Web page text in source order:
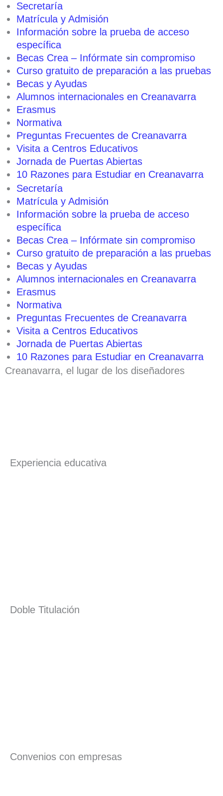
Secretaría
Matrícula y Admisión
Información sobre la prueba de acceso
específica
Becas Crea – Infórmate sin compromiso
Curso gratuito de preparación a las pruebas
Becas y Ayudas
Alumnos internacionales en Creanavarra
Erasmus
Normativa
Preguntas Frecuentes de Creanavarra
Visita a Centros Educativos
Jornada de Puertas Abiertas
10 Razones para Estudiar en Creanavarra
Secretaría
Matrícula y Admisión
Información sobre la prueba de acceso
específica
Becas Crea – Infórmate sin compromiso
Curso gratuito de preparación a las pruebas
Becas y Ayudas
Alumnos internacionales en Creanavarra
Erasmus
Normativa
Preguntas Frecuentes de Creanavarra
Visita a Centros Educativos
Jornada de Puertas Abiertas
10 Razones para Estudiar en Creanavarra
Creanavarra, el lugar de los diseñadores
Experiencia educativa
Doble Titulación
Convenios con empresas